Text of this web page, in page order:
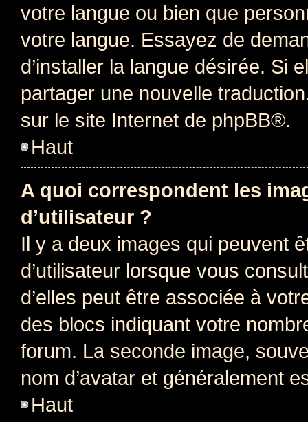
votre langue ou bien que
votre langue. Essayez de
d’installer la langue désirée. Si
partager une nouvelle
sur le site Internet de phpBB®.
Haut
A quoi correspondent les
d’utilisateur ?
Il y a deux images qui peuvent
d’utilisateur lorsque vous
d’elles peut être associée à
des blocs indiquant votre
forum. La seconde image,
nom d’avatar et généralement
Haut